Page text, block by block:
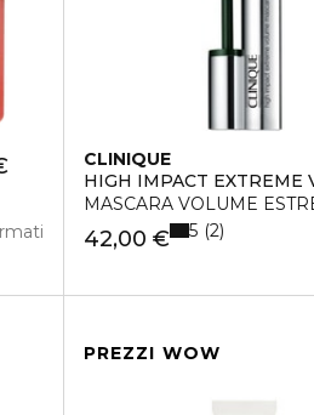
CLINIQUE
HIGH IMPACT EXTREME
MASCARA VOLUME
42,00 € 5 2
PREZZI WOW